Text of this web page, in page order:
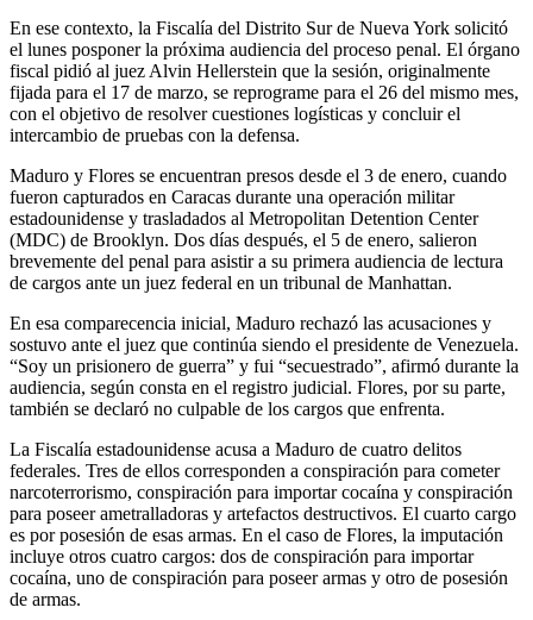
En ese contexto, la Fiscalía del Distrito Sur de Nueva York solicitó
el lunes posponer la próxima audiencia del proceso penal. El órgano
fiscal pidió al juez Alvin Hellerstein que la sesión, originalmente
fijada para el 17 de marzo, se reprograme para el 26 del mismo mes,
con el objetivo de resolver cuestiones logísticas y concluir el
intercambio de pruebas con la defensa.
Maduro y Flores se encuentran presos desde el 3 de enero, cuando
fueron capturados en Caracas durante una operación militar
estadounidense y trasladados al Metropolitan Detention Center
(MDC) de Brooklyn. Dos días después, el 5 de enero, salieron
brevemente del penal para asistir a su primera audiencia de lectura
de cargos ante un juez federal en un tribunal de Manhattan.
En esa comparecencia inicial, Maduro rechazó las acusaciones y
sostuvo ante el juez que continúa siendo el presidente de Venezuela.
“Soy un prisionero de guerra” y fui “secuestrado”, afirmó durante la
audiencia, según consta en el registro judicial. Flores, por su parte,
también se declaró no culpable de los cargos que enfrenta.
La Fiscalía estadounidense acusa a Maduro de cuatro delitos
federales. Tres de ellos corresponden a conspiración para cometer
narcoterrorismo, conspiración para importar cocaína y conspiración
para poseer ametralladoras y artefactos destructivos. El cuarto cargo
es por posesión de esas armas. En el caso de Flores, la imputación
incluye otros cuatro cargos: dos de conspiración para importar
cocaína, uno de conspiración para poseer armas y otro de posesión
de armas.